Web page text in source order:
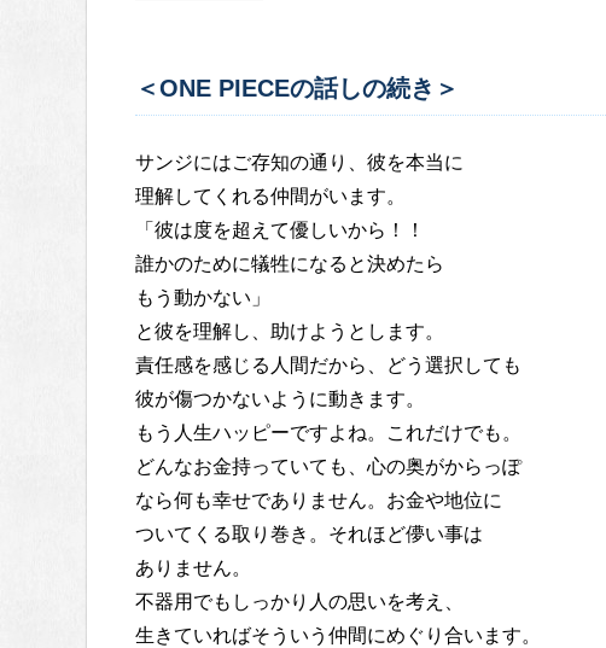
＜ONE PIECEの話しの続き＞
サンジにはご存知の通り、彼を本当に
理解してくれる仲間がいます。
「彼は度を超えて優しいから！！
誰かのために犠牲になると決めたら
もう動かない」
と彼を理解し、助けようとします。
責任感を感じる人間だから、どう選択しても
彼が傷つかないように動きます。
もう人生ハッピーですよね。これだけでも。
どんなお金持っていても、心の奥がからっぽ
なら何も幸せでありません。お金や地位に
ついてくる取り巻き。それほど儚い事は
ありません。
不器用でもしっかり人の思いを考え、
生きていればそういう仲間にめぐり合います。